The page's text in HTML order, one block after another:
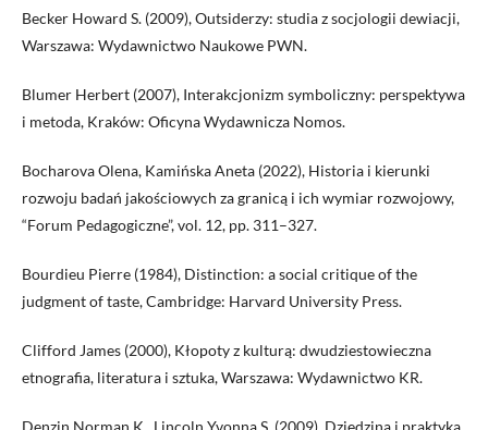
Becker Howard S. (2009), Outsiderzy: studia z socjologii dewiacji,
Warszawa: Wydawnictwo Naukowe PWN.
Blumer Herbert (2007), Interakcjonizm symboliczny: perspektywa
i metoda, Kraków: Oficyna Wydawnicza Nomos.
Bocharova Olena, Kamińska Aneta (2022), Historia i kierunki
rozwoju badań jakościowych za granicą i ich wymiar rozwojowy,
“Forum Pedagogiczne”, vol. 12, pp. 311–327.
Bourdieu Pierre (1984), Distinction: a social critique of the
judgment of taste, Cambridge: Harvard University Press.
Clifford James (2000), Kłopoty z kulturą: dwudziestowieczna
etnografia, literatura i sztuka, Warszawa: Wydawnictwo KR.
Denzin Norman K., Lincoln Yvonna S. (2009), Dziedzina i praktyka